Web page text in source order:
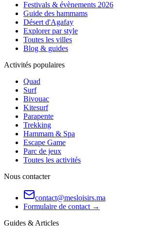
Festivals & évènements 2026
Guide des hammams
Désert d'Agafay
Explorer par style
Toutes les villes
Blog & guides
Activités populaires
Quad
Surf
Bivouac
Kitesurf
Parapente
Trekking
Hammam & Spa
Escape Game
Parc de jeux
Toutes les activités
Nous contacter
contact@mesloisirs.ma
Formulaire de contact →
Guides & Articles